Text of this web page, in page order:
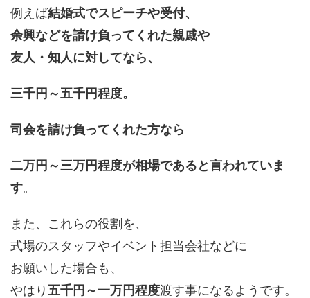
例えば結婚式でスピーチや受付、
余興などを請け負ってくれた親戚や
友人・知人に対してなら、
三千円～五千円程度。
司会を請け負ってくれた方なら
二万円～三万円程度が相場であると言われていま
す。
また、これらの役割を、
式場のスタッフやイベント担当会社などに
お願いした場合も、
やはり 五千円～一万円程度渡す事になるようです。